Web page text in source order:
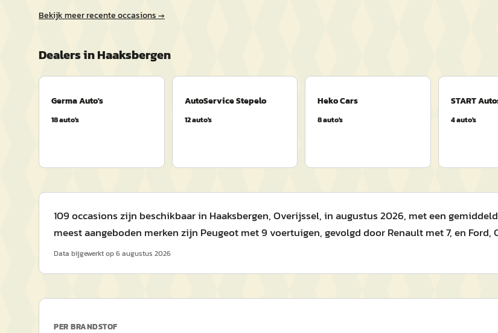
Bekijk meer recente occasions →
Dealers inHaaksbergen
Germa Auto's
18auto's
AutoService Stepelo
12auto's
Heko Cars
8auto's
START
4auto's
109 occasions zijn beschikbaar in Haaksbergen, Overijssel, in augustus 2026, met een
meest aangeboden merken zijn Peugeot met 9 voertuigen, gevolgd door Renault met 7, en
Data bijgewerkt op6 augustus 2026
PER BRANDSTOF